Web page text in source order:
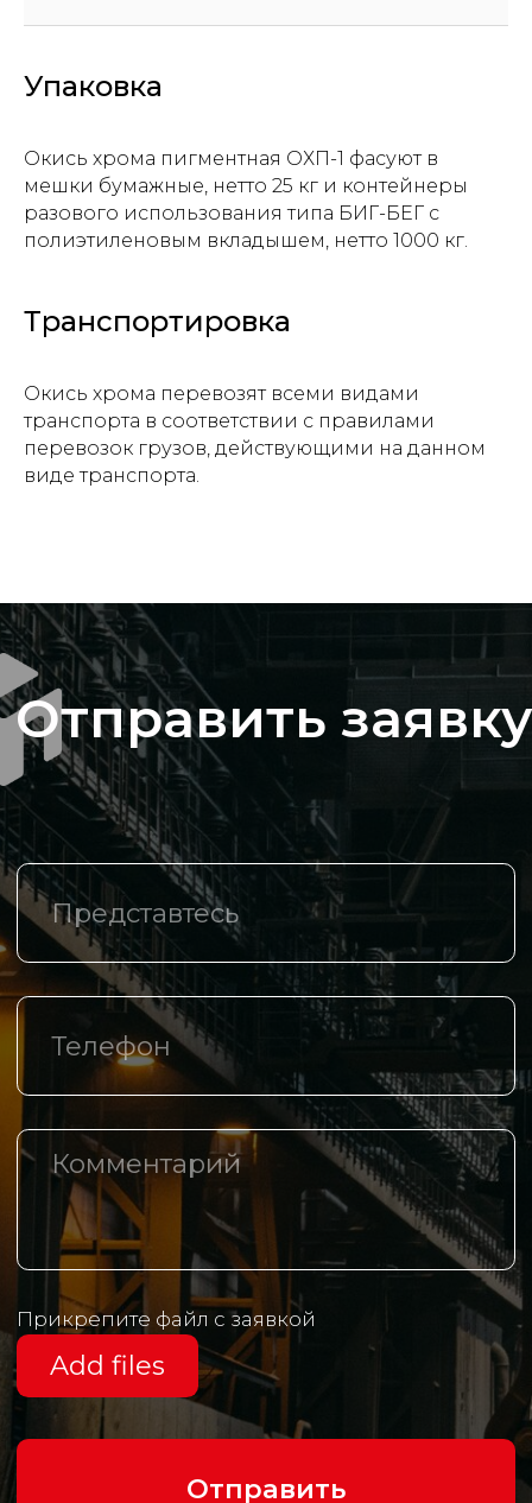
Упаковка
Окись хрома пигментная ОХП-1 фасуют в
мешки бумажные, нетто 25 кг и контейнеры
разового использования типа БИГ-БЕГ с
полиэтиленовым вкладышем, нетто 1000 кг.
Транспортировка
Окись хрома перевозят всеми видами
транспорта в соответствии с правилами
перевозок грузов, действующими на данном
виде транспорта.
Прикрепите файл с заявкой
Отправить
конфиденциальности
О компании
Каталог
Спецпредложения
Доставка и оплата
Логистические центры
Компания
Контакты
Маршала Рыбалко, д.З, оф. 425
+7 (342) 206 77 73
info@th-m.ru
Реквизиты
Разработано агентством
Политика в отношении обработки